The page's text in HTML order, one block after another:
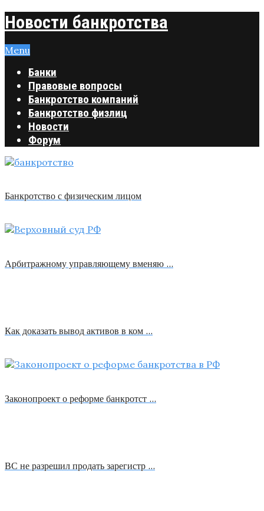
Новости банкротства
Menu
Банки
Правовые вопросы
Банкротство компаний
Банкротство физлиц
Новости
Форум
Банкротство с физическим лицом
Арбитражному управляющему вменяю …
Как доказать вывод активов в ком …
Законопроект о реформе банкротст …
ВС не разрешил продать зарегистр …